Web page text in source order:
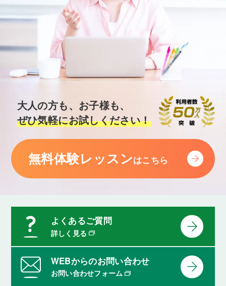
大人の方も、お子様も、
ぜひ気軽にお試しください！
無料体験レッスンはこちら
よくあるご質問
詳しく見る
WEBからのお問い合わせ
お問い合わせフォーム